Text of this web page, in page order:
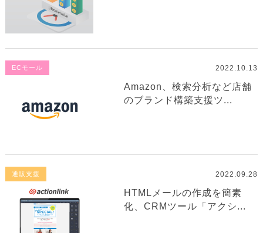
ECモール 2022.10.13
Amazon、検索分析など店舗
のブランド構築支援ツ...
通販支援 2022.09.28
HTMLメールの作成を簡素
化、CRMツール「アクシ...